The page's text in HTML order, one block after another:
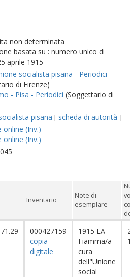
non determinata
basata su : numero unico di
aprile 1915
socialista pisana - Periodici
di Firenze)
- Pisa - Periodici (Soggettario di
pisana [ scheda di autorità ]
online (Inv.)
online (Inv.)
Inventario
Note di
esemplare
000427159
copia
digitale
1915 LA
Fiamma/a
cura
dell"Unione
social